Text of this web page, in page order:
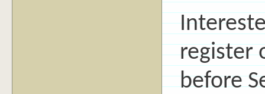
register
before